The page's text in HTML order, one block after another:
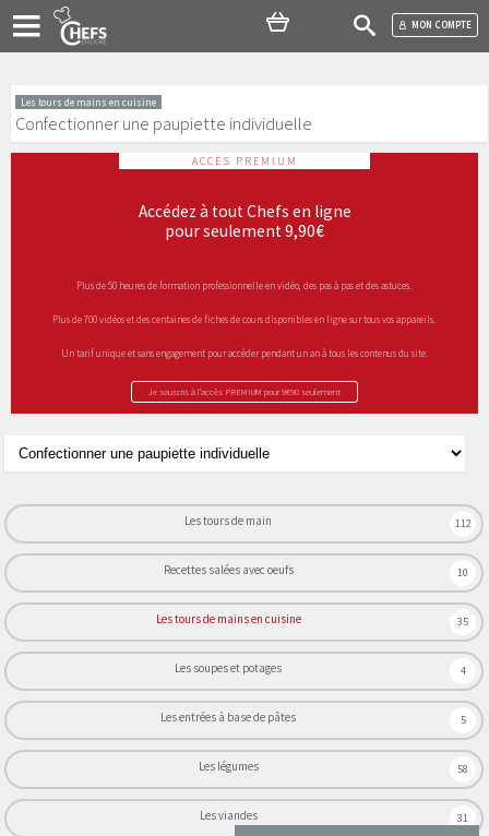
MON COMPTE
Les tours de mains en cuisine
Confectionner une paupiette individuelle
ACCÈS PREMIUM
Accédez à tout Chefs en ligne
pour seulement 9,90€
Plus de 50 heures de formation professionnelle en vidéo, des pas à pas et des astuces.
Plus de 700 vidéos et des centaines de fiches de cours disponibles en ligne sur tous vos appareils.
Un tarif unique et sans engagement pour accéder pendant un an à tous les contenus du site.
Je souscris à l’accès PREMIUM pour 9€90 seulement
Les tours de main 112
Recettes salées avec oeufs 10
Les tours de mains en cuisine 35
Les soupes et potages 4
Les entrées à base de pâtes 5
Les légumes 58
Les viandes 31